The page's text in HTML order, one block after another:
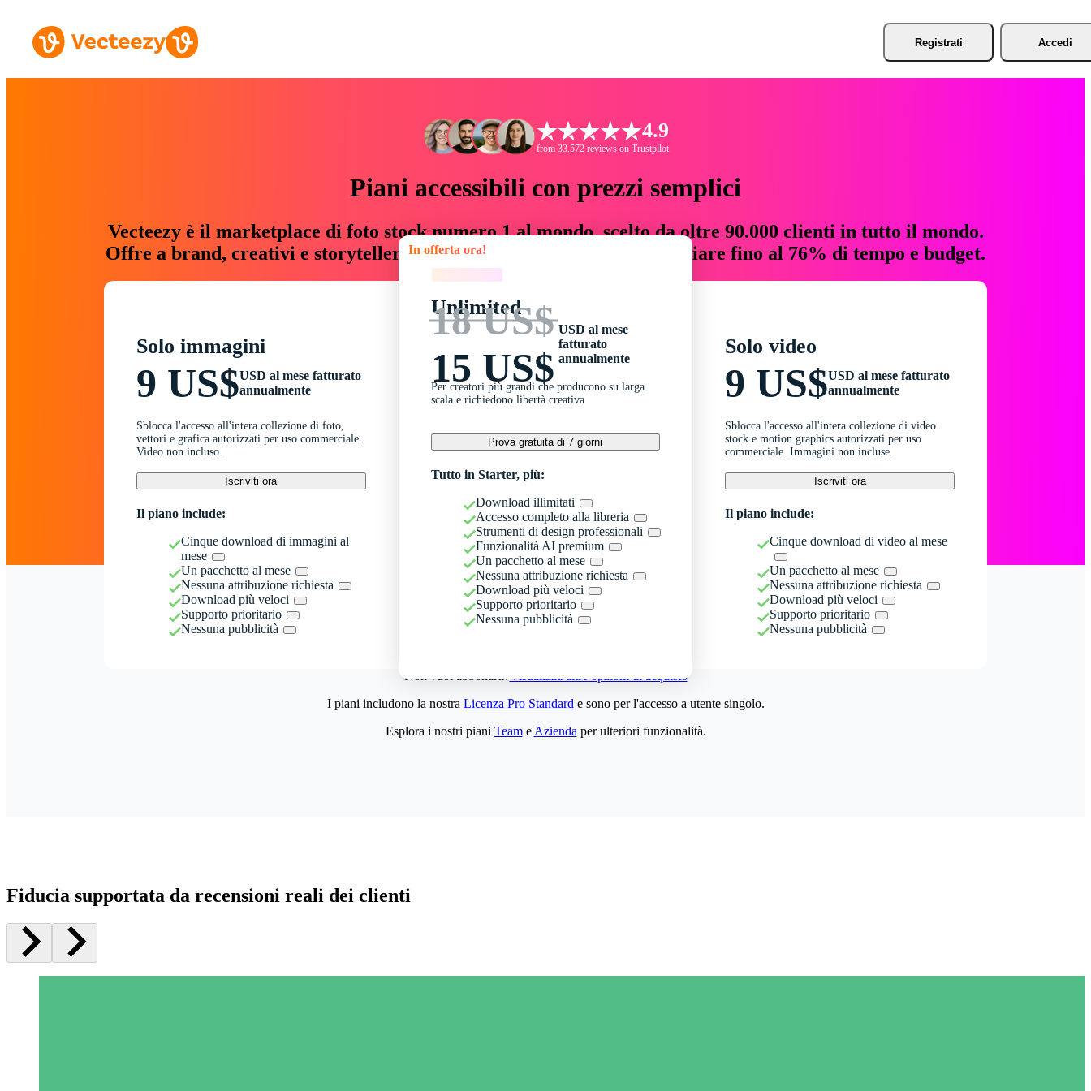
Registrati Accedi
4.9
from 33.572 reviews on Trustpilot
Piani accessibili con prezzi semplici
Vecteezy è il marketplace di foto stock numero 1 al mondo, scelto da oltre 90.000 clienti in tutto il mondo.
Offre a brand, creativi e storyteller risorse creative che fanno risparmiare fino al 76% di tempo e budget.
Solo immagini
9 US$USD al mese fatturato
annualmente
Sblocca l'accesso all'intera collezione di foto,
vettori e grafica autorizzati per uso commerciale.
Video non incluso.
Iscriviti ora
Il piano include:
Cinque download di immagini al
mese
Un pacchetto al mese
Nessuna attribuzione richiesta
Download più veloci
Supporto prioritario
Nessuna pubblicità
In offerta ora!
Unlimited
18 US$
15 US$
USD al mese
fatturato
annualmente
Per creatori più grandi che producono su larga
scala e richiedono libertà creativa
Prova gratuita di 7 giorni
Tutto in Starter, più:
Download illimitati
Accesso completo alla libreria
Strumenti di design professionali
Funzionalità AI premium
Un pacchetto al mese
Nessuna attribuzione richiesta
Download più veloci
Supporto prioritario
Nessuna pubblicità
Solo video
9 US$USD al mese fatturato
annualmente
Sblocca l'accesso all'intera collezione di video
stock e motion graphics autorizzati per uso
commerciale. Immagini non incluse.
Iscriviti ora
Il piano include:
Cinque download di video al mese
Un pacchetto al mese
Nessuna attribuzione richiesta
Download più veloci
Supporto prioritario
Nessuna pubblicità
Non vuoi abbonarti?Visualizza altre opzioni di acquisto
I piani includono la nostra Licenza Pro Standard e sono per l'accesso a utente singolo.
Esplora i nostri piani Teame Azienda per ulteriori funzionalità.
Fiducia supportata da recensioni reali dei clienti